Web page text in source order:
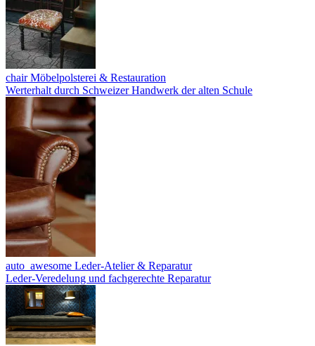
chair Möbelpolsterei & Restauration
Werterhalt durch Schweizer Handwerk der alten Schule
auto_awesome Leder-Atelier & Reparatur
Leder-Veredelung und fachgerechte Reparatur